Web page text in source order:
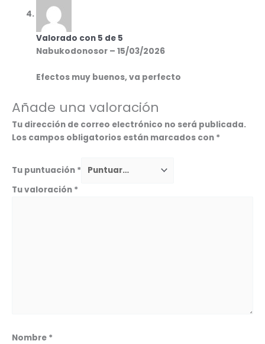
Valorado con 5 de 5
Nabukodonosor – 15/03/2026
Efectos muy buenos, va perfecto
Añade una valoración
Tu dirección de correo electrónico no será publicada.
Los campos obligatorios están marcados con *
Tu puntuación *
Tu valoración *
Nombre *